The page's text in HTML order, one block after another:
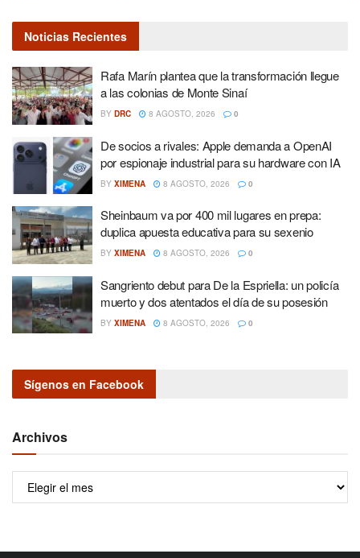
Noticias Recientes
Rafa Marín plantea que la transformación llegue
a las colonias de Monte Sinaí
BY DRC 8 AGOSTO, 2026 0
De socios a rivales: Apple demanda a OpenAI
por espionaje industrial para su hardware con IA
BY XIMENA 8 AGOSTO, 2026 0
Sheinbaum va por 400 mil lugares en prepa:
duplica apuesta educativa para su sexenio
BY XIMENA 8 AGOSTO, 2026 0
Sangriento debut para De la Espriella: un policía
muerto y dos atentados el día de su posesión
BY XIMENA 8 AGOSTO, 2026 0
Sígenos en Facebook
Archivos
Archivos